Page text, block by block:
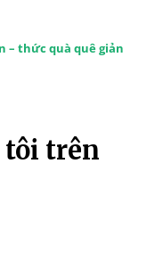
– thức quà quê giản
tôi trên